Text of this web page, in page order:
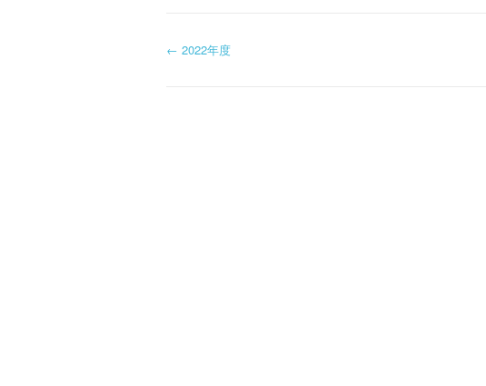
投
← 2022年度